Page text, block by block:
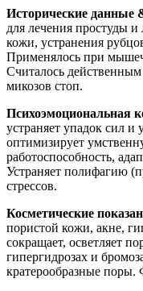
Исторические данные
для лечения простуды
кожи, устранения
Применялось при
Считалось
микозов стоп.
Психоэмоциональная
устраняет упадок сил и
оптимизирует
работоспособность,
Устраняет полифагию
стрессов.
Косметические
пористой кожи, акне,
сокращает, осветляет
гипергидрозах и
кратерообразные поры.